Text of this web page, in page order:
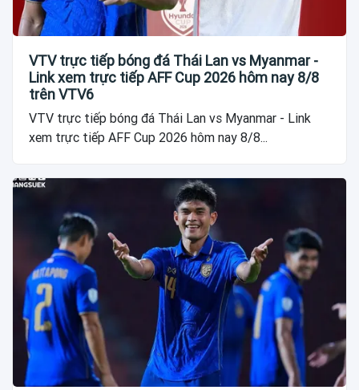
VTV trực tiếp bóng đá Thái Lan vs Myanmar -
Link xem trực tiếp AFF Cup 2026 hôm nay 8/8
trên VTV6
VTV trực tiếp bóng đá Thái Lan vs Myanmar - Link
xem trực tiếp AFF Cup 2026 hôm nay 8/8...